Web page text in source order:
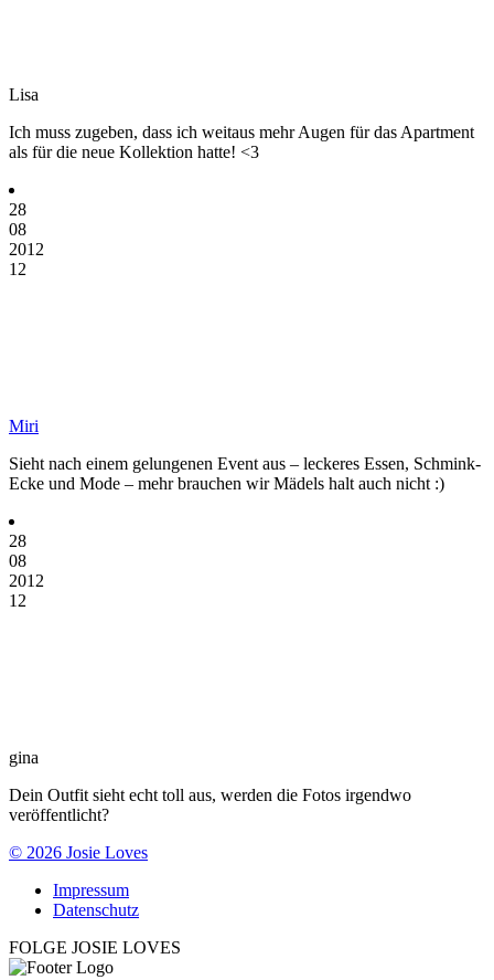
Lisa
Ich muss zugeben, dass ich weitaus mehr Augen für das Apartment
als für die neue Kollektion hatte! <3
28
08
2012
12
Miri
Sieht nach einem gelungenen Event aus – leckeres Essen, Schmink-
Ecke und Mode – mehr brauchen wir Mädels halt auch nicht :)
28
08
2012
12
gina
Dein Outfit sieht echt toll aus, werden die Fotos irgendwo
veröffentlicht?
© 2026 Josie Loves
Impressum
Datenschutz
FOLGE JOSIE LOVES